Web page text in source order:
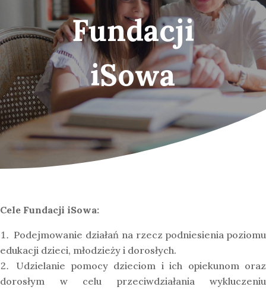
Fundacji
iSowa
Cele Fundacji iSowa:
Podejmowanie działań na rzecz podniesienia poziomu
edukacji dzieci, młodzieży i dorosłych.
Udzielanie pomocy dzieciom i ich opiekunom oraz
dorosłym w celu przeciwdziałania wykluczeniu